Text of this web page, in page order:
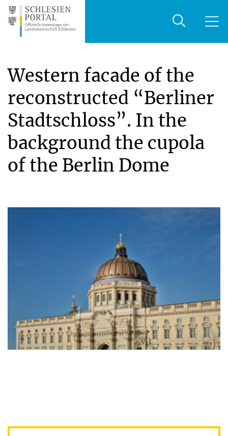
Western facade of the
reconstructed “Berliner
Stadtschloss”. In the
background the cupola
of the Berlin Dome